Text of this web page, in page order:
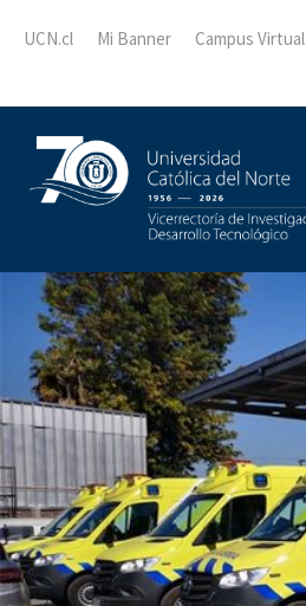
UCN.cl Mi Banner Campus Virtual